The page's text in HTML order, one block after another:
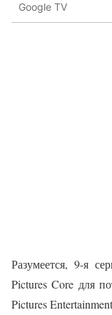
Google TV
Разумеется, 9-я
Pictures Core для
Pictures